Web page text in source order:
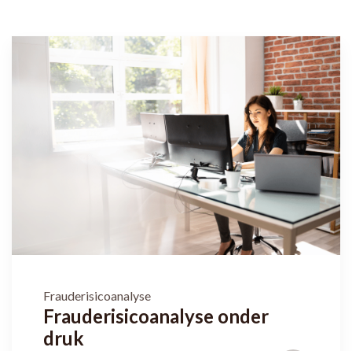
Frauderisicoanalyse
Frauderisicoanalyse onder
druk